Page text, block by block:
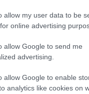
allow my user data to be
online advertising
allow Google to send me
advertising.
allow Google to enable
analytics like cookies on